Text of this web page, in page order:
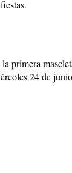
primera
24 de